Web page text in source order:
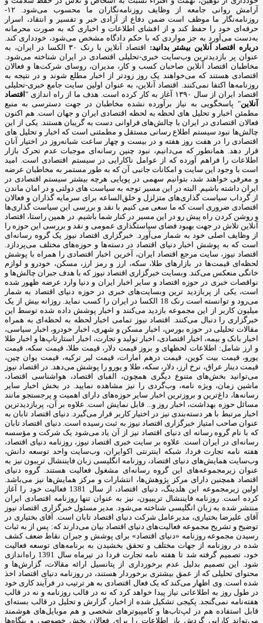
آرامش روانی جامعه از وظایف روزنامه‌نگاران ما محسوب می‌شود. ۱۲-
روزنامه‌نگار ما موظف است ضمن دفاع از آزادی خبر و تفسیر و انتقاد، اسرار
حرفه‌ای خود را حفظ کند و از افشای اطلاعات و اخباری که به صورت محرمانه
به‌دست می‌آورد به جز مواردی که با حکم دادگاه مشخص می‌شود، خودداری کند.
درباره اقتصاد آنلاین بیشتر بدانید:
اقتصاد آنلاین با رنک ۳۰ الکسا در ایران، به
عنوان پر بازدیدترین وب‌سایت خبری-تحلیلی اقتصادی در ایران شناخته می‌شود.
مخاطبان اقتصاد آنلاین صاحبان کسب و کار، مدیران، روسای شرکت‌ها و فعالان
اقتصادی هستند که می‌خواهند یک روز زودتر از اخبار مطلع شوند و در نتیجه به
روزنامه‌ها اکتفا نمی‌کنند. اقتصاد آنلاین، به عنوان اولین سایت جامع خبری-تحلیلی
اقتصاد ایران از سال ۱۳۹۰ آغاز به کار کرده است. هدف ما از راه اندازی "
اقتصاد
آنلاین" پاسخگویی به نیاز برآورده نشده مخاطبان در جهت دسترسی به منبع
مطمئن اخبار و تحلیل های لحظه به لحظه اقتصادی ایران و جهان است. هم اکنون
فعالان اقتصادی در ایران با چالش‌های فراوانی دست به گریبان هستند. یکی از این
چالش‌ها نبود سیستم اطلاع رسانی مستقل و مطمئنی است که اخبار و تحلیل های
اقتصادی را در هفت روز هفته و در بیست و چهار ساعت شبانه‌روز در اختیار آنان
قرار دهد. همانطور که می‌دانیم، نبود چنین رسانه‌ای موجبات عدم تحرک بازار
اطلاعات را فراهم آورده که از عوامل ناکارایی در سیستم اقتصادی است. امید
است با وجود این سایت و امکانات جانبی آن که به طور مستمر به مخاطبان عرضه
و معرفی خواهند شد، بتوانیم سهمی در پویایی هرچه بیشتر سیستم اقتصادی در
ایران داشته باشیم. البته در این مسیر توجه به سیاست های دولتی و در امان ماندن
از گرداب سیاست گذاری‌های متزلزل و خلق‌الساعه برای سرمایه گذاران و فعالان
اقتصادی ضروری است که ما سعی می کنیم با نقد و بررسی این سیاست گذاری‌ها
و روشن کردن راه پیش رو در این مسیر در کنار شما باشیم. در همین راستا، اقتصاد
آنلاین تلاش در جهت بهبود فضای سیاستگذاری عمومی و نقد و بررسی این حوزه را
از وظایف اصلی خود به شمار می‌آورد. خبرگزاری اقتصاد نیوز یک گروه رسانه‌ای
است که به پوشش اخبار دنیای اقتصاد در دسته‌ها و حوزه‌های مختلف می‌پردازد.
اقتصاد نیوز، سایت مرجع اقتصاد ایران، آخرین اخبار اقتصادی را همراه با پوشش
لحظه‌ای قیمت‌ها در بازارهای طلا، سکه، ارز و رمز ارز، مسکن، خودرو و لوازم
خانگی منعکس می‌کند. وبسایت خبرگزاری اقتصاد نیوز که با هدف جبران چالش‌ها و
نواقصات خبری در حوزه اقتصاد و سایر اخبار ایران و دنیا وارد عرضه ظهور شده
است، یکی از پربازدید ترین وبسایت‌های خبری در حوزه دنیای اقتصاد به شمار
می‌رود و توانسته است رنک 18 الکسا در ایران را کسب نماید. روزانه بیش از یک
میلیون کاربر از این مجموعه بازدید می‌کنند و اخبار پوشش داده شده توسط این
خبرگزاری را دنبال می‌کنند. اقتصاد نیوز تمامی اخبار لحظه به لحظه‌ای به همراه
مقالات تحلیلی در حوزه بورس، اخبار مسکن و شهری، اخبار خودرو، اخبار سیاسی،
اخبار بانک و بیمه، اخبار اقتصادی، اخبار تولید و تجارت، اخبار استارتاپ‌ها و اخبار طلا
و ارز شامل: اطلاعات لحظهای و بروز قیمت دلار، قیمت طلا، قیمت سکه، قیمت
یورو، قیمت بیت کوین، قیمت درهم امارات، قیمت لیر ترکیه، قیمت یوان چین،
قیمت دینار عراق، نرخ ارز، دلار، سکه، طلا و یورو را پوشش می‌دهد. در اقتصاد نیوز
می‌توانید بخش‌های متنوع دیگری همچون، الفبای اقتصاد، هواشناسی اقتصاد،
ماشین زمان، ویژه نامه، وب‌گردی را نیز مشاهده نمایید. در بخش اخبار سایر
رسانه‌ها، داغ‌ترین و بروزترین اخبار سایر حوزه‌های دارای اهمیت و پرجستجو مانند
مسائل حوزه بهداشت، اخبار روز و... قابل نمایش است. علاوه بر آن، پربازدیدترین
اخبار مرتبط با هر دسته‌بندی نیز در اختیار کاربر قرار می‌گیرد. دنیای اقتصاد تابان به
عنوان صاحب امتیاز خبرگزاری اقتصاد نیوز به ثبت رسیده است. دنیای اقتصاد تابان
که با نام گروه رسانه ای دنیای اقتصاد نیز از آن یاد می‌شود یک شرکت و مؤسسه
رسانه‌ای در ایران است. علاوه بر سایت خبری اقتصاد نیوز، روزنامه دنیای اقتصاد،
هفته ‌نامه تجارت فردا، شبکه اینترنتی اکوایران، وب‌سایت واحد توسعه دانش،
وب‌سایت همایش‌های دنیای اقتصاد، روزنامه انگلیسی ‌زبان فایننشال تریبون نیز به
عنوان زیرمجموعه‌های این گروه رسانه‌ای مشغول فعالیت هستند. گروه دنیای
اقتصاد همچنین دارای مرکز پژوهش‌ها، انتشارات و مرکز همایش‌ها نیز می‌باشد.
اولین زیرمجموعه این هلدینگ، دنیای اقتصاد، از سال 1381 فعالیت خود را آغاز
کرده است. روزنامه فایننشال تریبیون، نیز به عنوان تنها روزنامه اقتصادی ایران
منتشر شده به زبان انگلیسی شناخته می‌شود. مدیر مسئول خبرگزاری اقتصاد نیوز
آقای علیرضا بختیاری، مدیرعامل شرکت دنیای اقتصاد تابان است. آقای بختیاری در
توضیح و تشریح مجموعه فعالیت‌های دنیای اقتصاد بیان می‌دارند که: پس از به ثبات
رسیدن مجموعه روزنامه «دنیای اقتصاد» برای پوشش و جبران نقاط ضعف کشف
شده در روزنامه از جهات مختلف و تحقق بخشیدن به برنامه‌های توسعه فعالیت
خود، تصمیم گرفته شد تا هفته نامه تجارت فردا در تیرماه سال 1391 راه‌اندازی
شود. این تصمیم بدلیل عدم برخورداری از پتانسیل ارائه مقالات، گزارش‌ها و
محتوای تحلیلی که از عمق بیشتری برخوردار هستند، در روزنامه دنیای اقتصاد اخذ
شده است. وی اظهار می‌کند که یک فعال اقتصادی به هر ترتیب در فرآیند کاری خود
در طول روز به اطلاعاتی نیاز پیدا خواهد کرد که نه در قالب روزنامه و نه در قالب
هفته‌نامه نمی‌گنجد. پکیجی تشکیل شده از اخبار، گزارش و تحلیل در قالب بسته‌ای
قابل استفاده هم در لپ‌تاب‌ها و کامپیوترهای شخصی و هم موبایل‌های هوشمند
می‌تواند کارایی گردش باز اطلاعات را برای فعالان بخش خصوصی و بنگاه‌ها